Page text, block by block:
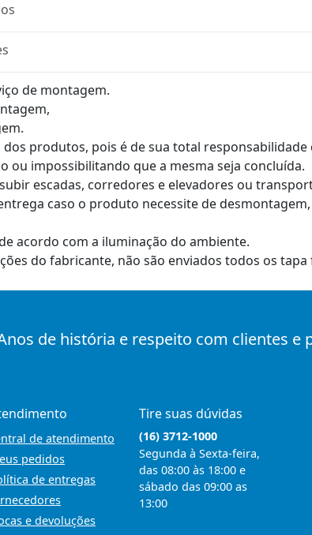
de montagem.
produtos, pois é de sua total
ou impossibilitando que a mesma seja concluída.
escadas, corredores e elevadores ou
caso o produto necessite de
acordo com a iluminação do ambiente.
do fabricante, não são enviados todos os tapa
de história e respeito com clientes e
de atendimento
pedidos
de entregas
e devoluções
Tire suas dúvidas
(16) 3712-1000
Segunda à Sexta-feira,
das 08:00 às 18:00 e
sábado das 09:00 as
13:00